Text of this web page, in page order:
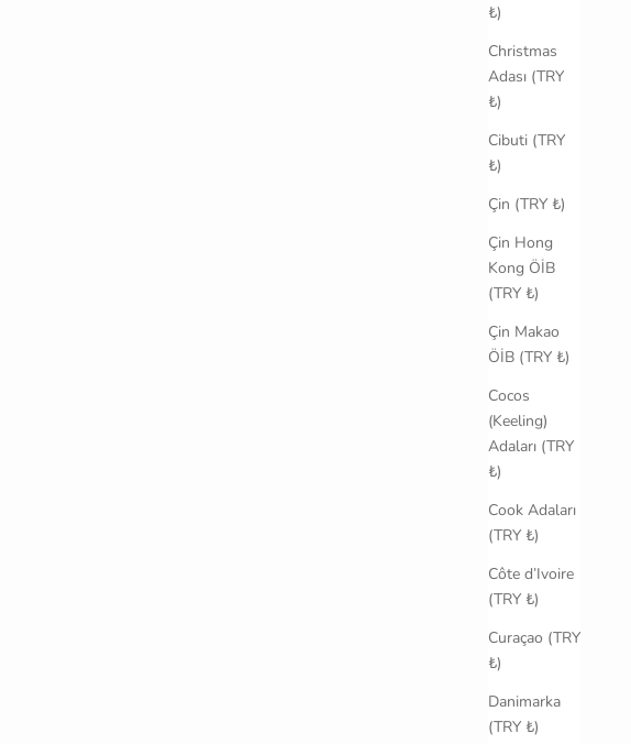
₺)
Christmas
Adası (TRY
₺)
Cibuti (TRY
₺)
Çin (TRY ₺)
Çin Hong
Kong ÖİB
(TRY ₺)
Çin Makao
ÖİB (TRY ₺)
Cocos
(Keeling)
Adaları (TRY
₺)
Cook Adaları
(TRY ₺)
Côte d’Ivoire
(TRY ₺)
Curaçao (TRY
₺)
Danimarka
(TRY ₺)